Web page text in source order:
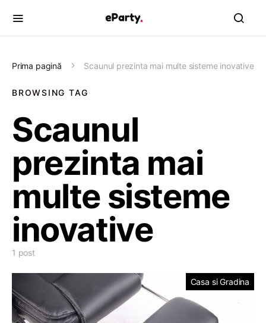
Prima pagină Scaunul prezinta mai multe sisteme inovative
BROWSING TAG
Scaunul
prezinta mai
multe sisteme
inovative
1 post
Casa si Gradina